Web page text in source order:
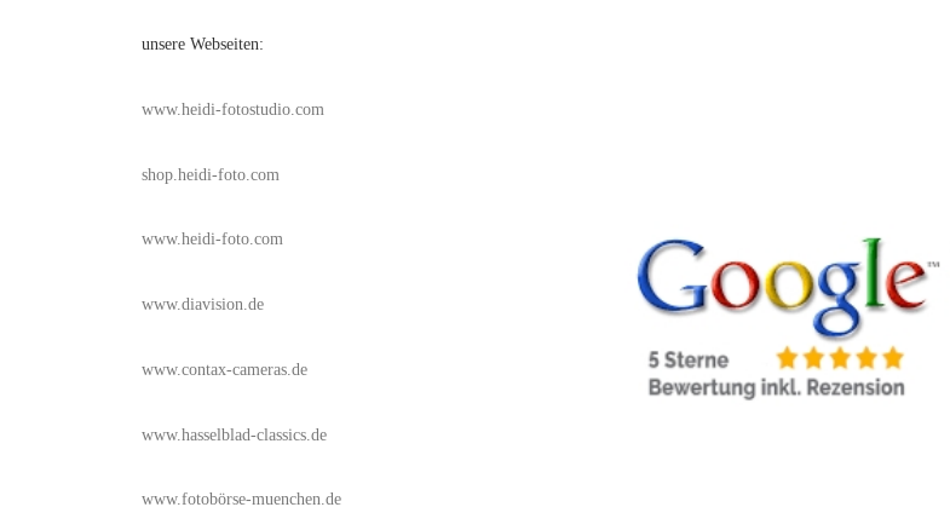
unsere Webseiten:
www.heidi-fotostudio.com
shop.heidi-foto.com
www.heidi-foto.com
www.diavision.de
www.contax-cameras.de
www.hasselblad-classics.de
www.fotobörse-muenchen.de